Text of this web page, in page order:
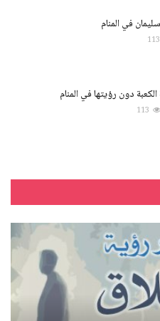
في المنام
113
دون رؤيتها في المنام
113